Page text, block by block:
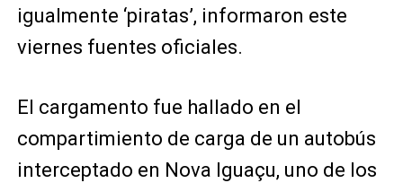
igualmente ‘piratas’, informaron este
viernes fuentes oficiales.
El cargamento fue hallado en el
compartimiento de carga de un autobús
interceptado en Nova Iguaçu, uno de los